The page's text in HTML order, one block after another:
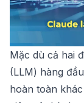
Mặc dù cả hai
(LLM) hàng
hoàn toàn